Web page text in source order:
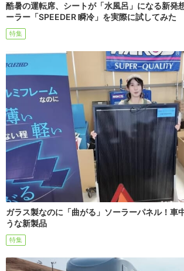
酷暑の運転席、シートが「水風呂」になる新発
ーラー「SPEEDER 瞬冷」を実際に試してみた
特集
ガラス製なのに「曲がる」ソーラーパネル！車
うな新製品
特集